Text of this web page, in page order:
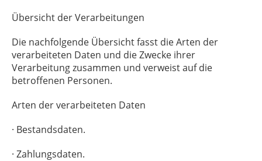
Übersicht der Verarbeitungen
Die nachfolgende Übersicht fasst die Arten der
verarbeiteten Daten und die Zwecke ihrer
Verarbeitung zusammen und verweist auf die
betroffenen Personen.
Arten der verarbeiteten Daten
· Bestandsdaten.
· Zahlungsdaten.